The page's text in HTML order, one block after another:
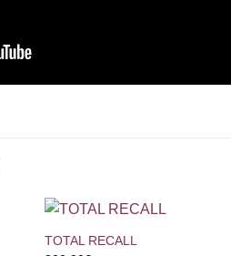
+
TOTAL RECALL